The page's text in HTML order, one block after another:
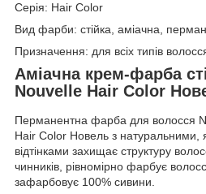
Серія: Hair Color
Вид фарби: стійка, аміачна,
Призначення: для всіх типів
Аміачна крем-фарба
Nouvelle Hair Color
Перманентна фарба для волосся
Hair Color Новель з натуральними,
відтінками захищає структуру
чинників, рівномірно фарбує
зафарбовує 100% сивини.